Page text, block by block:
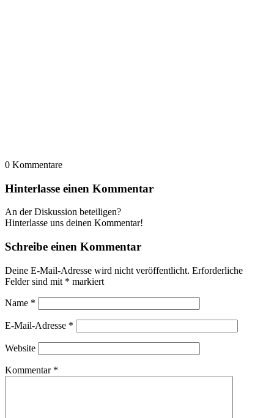
0 Kommentare
Hinterlasse einen Kommentar
An der Diskussion beteiligen?
Hinterlasse uns deinen Kommentar!
Schreibe einen Kommentar
Deine E-Mail-Adresse wird nicht veröffentlicht. Erforderliche
Felder sind mit * markiert
Name *
E-Mail-Adresse *
Website
Kommentar *